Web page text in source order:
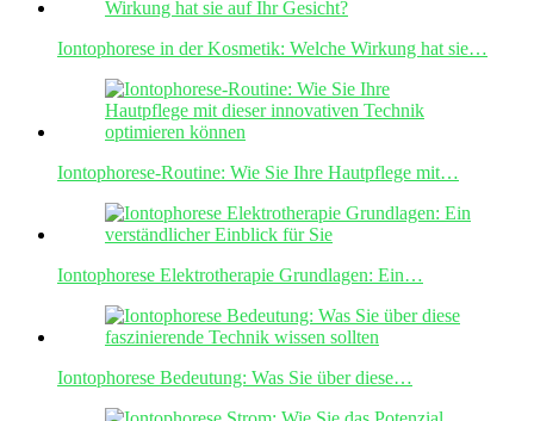
Iontophorese in der Kosmetik: Welche Wirkung hat sie…
Iontophorese-Routine: Wie Sie Ihre Hautpflege mit…
Iontophorese Elektrotherapie Grundlagen: Ein…
Iontophorese Bedeutung: Was Sie über diese…